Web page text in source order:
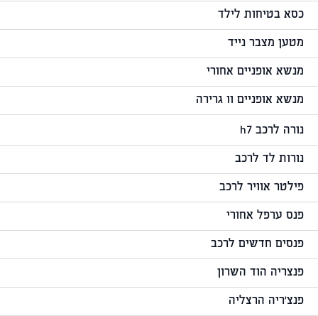
כסא בטיחות לילד
מטען מצבר נייד
מנשא אופניים אחורי
מנשא אופניים וו גרירה
נורה לרכב h7
נורות לד לרכב
פילטר אוויר לרכב
פנס ערפל אחורי
פנסים חדשים לרכב
פנצריה הוד השרון
פנצ'ריה הרצליה